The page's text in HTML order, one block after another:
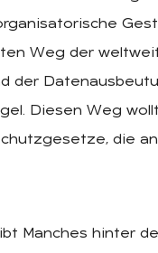
Weg der
der
Diesen Weg
die
Manches hinter